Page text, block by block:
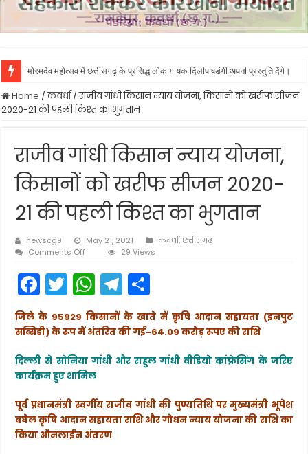
भोरमदेव महोत्सव में छत्तीसगढ़ के प्रसिद्ध लोक गायक दिलीप षडंगी अपनी प्रस्तुति देंगे।
Home /कवर्धा/राजीव गांधी किसान न्याय योजना, किसानों को खरीफ सीजन
2020-21 की पहली किश्त का भुगतान
राजीव गांधी किसान न्याय योजना,
किसानों को खरीफ सीजन 2020-
21 की पहली किश्त का भुगतान
newscg9 May 21, 2021 कवर्धा,छत्तीसगढ़
Comments Off
गांधी
किसान
न्याय
योजना,
किसानों
को
सीजन
2020-
21
पहली
किश्त
का
भुगतान
29 Views
F
a
c
e
b
o
o
k
T
w
itt
er
W
h
a
ts
A
p
p
T
el
e
gr
a
m
h
ar
e
जिले के 95929 किसानों के खाते में कृषि आदान सहायता (इनपुट
सब्सिडी) के रूप में अंतरित की गई-64.09 करोड़ रूपए की राशि
दिल्ली से सोनिया गांधी और राहुल गांधी वीडियो कांफ्रेसिंग के जरिए
कार्यक्रम हुए शामिल
पूर्व प्रधानमंत्री स्वर्गीय राजीव गांधी की पुण्यतिथि पर मुख्यमंत्री भूपेश
बघेल कृषि आदान सहायता राशि और गोधन न्याय योजना की राशि का
किया ऑनलाईन अंतरण